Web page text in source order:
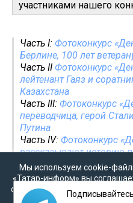
участниками нашего
Часть I: Фотоконкурс
Берлине, 100 лет
Часть II Фотоконкурс
лейтенант Гаяз и
Казахстана
Часть III: Фотоконкурс
переводчица, герой
Путина
Часть IV: Фотоконкурс
рассказывают историю
войну
Часть V:Фотоконкурс
Кашапов и Саттаров
Гимаева строила
Мы используем cookie-
«Татар-информ» вы
cookie в соответствии с
наобработку